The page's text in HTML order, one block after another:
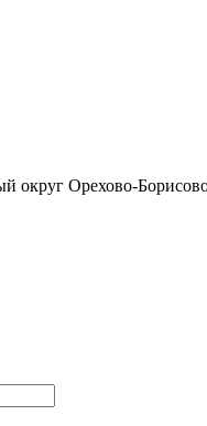
округ Орехово-